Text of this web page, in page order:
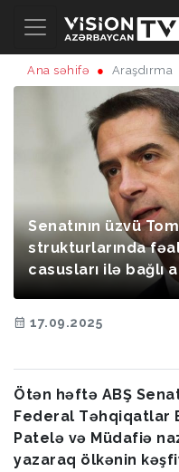
Ana səhifə Araşdırma
Senatının üzvü
strukturlarında
casusları ilə bağlı
17.09.2025
Ötən həftə ABŞ
Federal Təhqiqatlar
Patelə və Müdafiə
yazaraq ölkənin